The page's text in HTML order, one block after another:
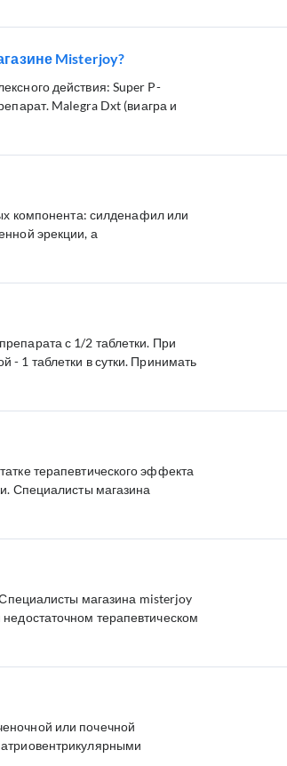
Misterjoy?
действия: Super P-
Malegra Dxt (виагра и
компонента: силденафил или
эрекции, а
с 1/2 таблетки. При
- 1 таблетки в сутки. Принимать
терапевтического эффекта
Специалисты магазина
магазина misterjoy
терапевтическом
или почечной